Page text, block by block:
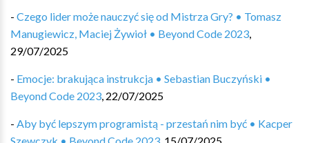
- Czego lider może nauczyć się od Mistrza Gry? • Tomasz
Manugiewicz, Maciej Żywioł • Beyond Code 2023,
29/07/2025
- Emocje: brakująca instrukcja • Sebastian Buczyński •
Beyond Code 2023, 22/07/2025
- Aby być lepszym programistą - przestań nim być • Kacper